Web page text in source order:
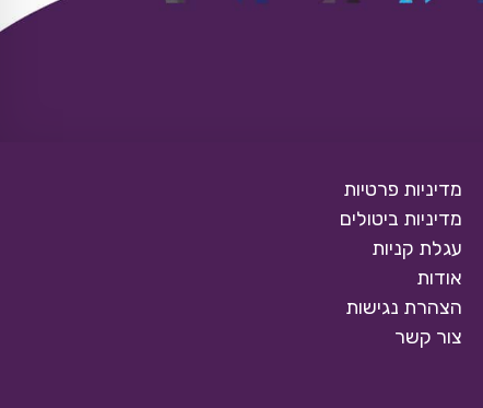
מדיניות פרטיות
מדיניות ביטולים
עגלת קניות
אודות
הצהרת נגישות
צור קשר